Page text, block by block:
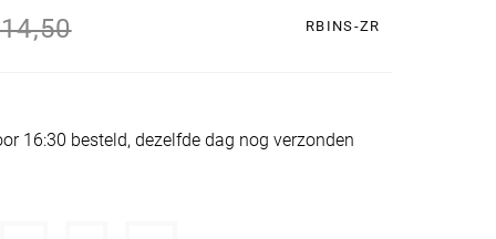
RBINS-ZR
16:30 besteld, dezelfde dag nog verzonden